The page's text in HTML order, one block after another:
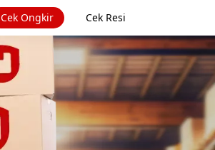
Cek Ongkir Cek Resi